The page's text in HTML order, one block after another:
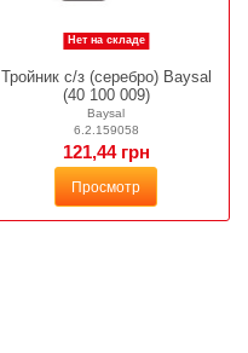
Нет на складе
Тройник с/з (серебро) Baysal
(40 100 009)
Baysal
6.2.159058
121,44 грн
Просмотр